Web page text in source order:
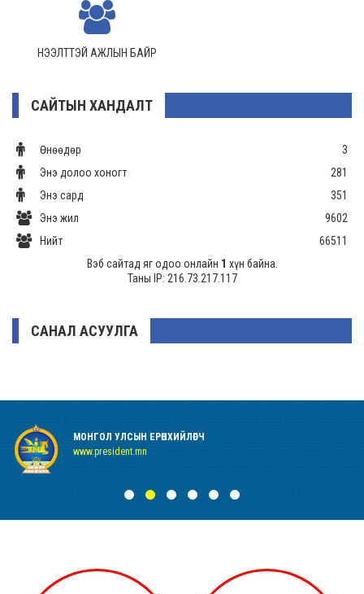
НЭЭЛТТЭЙ АЖЛЫН БАЙР
САЙТЫН ХАНДАЛТ
Өнөөдөр
3
Энэ долоо хоногт
281
Энэ сард
351
Энэ жил
9602
Нийт
66511
Вэб сайтад яг одоо онлайн 1 хүн байна.
Таны IP: 216.73.217.117
САНАЛ АСУУЛГА
МОНГОЛ УЛСЫН ЕРӨНХИЙЛӨГЧ
www.president.mn